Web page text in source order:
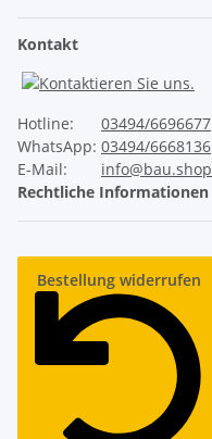
Kontakt
Hotline:
03494/6696677
WhatsApp: 03494/6668136
E-Mail:
info@bau.shop
Rechtliche Informationen
Bestellung widerrufen